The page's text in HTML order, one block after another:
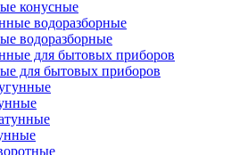
конусные
водоразборные
для бытовых приборов